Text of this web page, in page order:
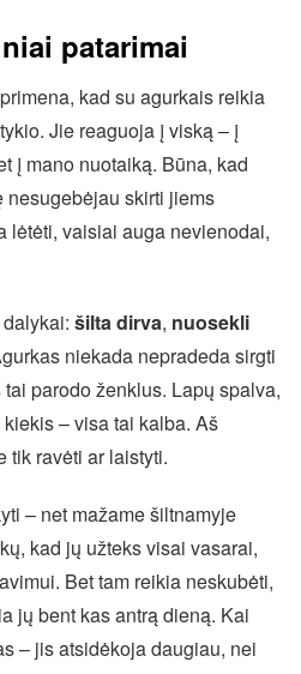
patarimai
kad su agurkais reikia
Jie reaguoja į viską – į
į mano nuotaiką. Būna, kad
nesugebėjau skirti jiems
lėtėti, vaisiai auga nevienodai,
šilta dirva, nuosekli
niekada nepradeda sirgti
parodo ženklus. Lapų spalva,
– visa tai kalba. Aš
tik ravėti ar laistyti.
– net mažame šiltnamyje
kad jų užteks visai vasarai,
Bet tam reikia neskubėti,
jų bent kas antrą dieną. Kai
– jis atsidėkoja daugiau, nei